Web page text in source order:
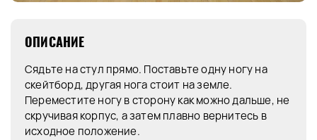
ОПИСАНИЕ
Сядьте на стул прямо. Поставьте одну ногу на
скейтборд, другая нога стоит на земле.
Переместите ногу в сторону как можно дальше, не
скручивая корпус, а затем плавно вернитесь в
исходное положение.